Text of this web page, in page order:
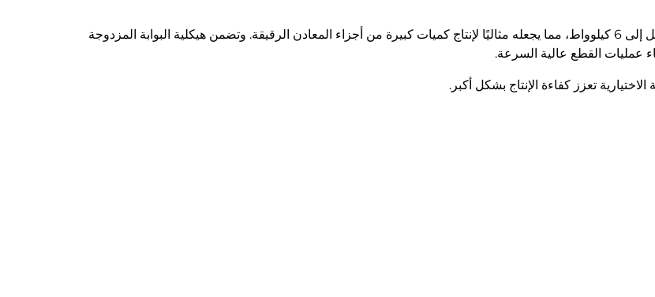
يدعم سلسلة GU القطع المستمر للمواد الملفوفة مع قدرة ليزر تصل إلى 6 كيلوواط، مما يجعله مثاليًا لإنتاج كميات كبيرة من أجزاء المعادن الرقيقة. وتضمن هيكلية البوابة المزدوجة
عمليات القطع عالية السرعة.
تعزز كفاءة الإنتاج بشكل أكبر.